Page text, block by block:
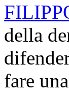
della
fare